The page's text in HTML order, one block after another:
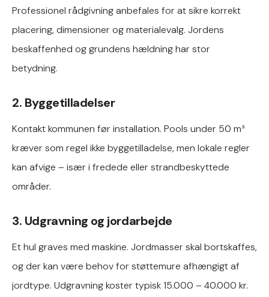
Professionel rådgivning anbefales for at sikre korrekt
placering, dimensioner og materialevalg. Jordens
beskaffenhed og grundens hældning har stor
betydning.
2. Byggetilladelser
Kontakt kommunen før installation. Pools under 50 m³
kræver som regel ikke byggetilladelse, men lokale regler
kan afvige – især i fredede eller strandbeskyttede
områder.
3. Udgravning og jordarbejde
Et hul graves med maskine. Jordmasser skal bortskaffes,
og der kan være behov for støttemure afhængigt af
jordtype. Udgravning koster typisk 15.000 – 40.000 kr.